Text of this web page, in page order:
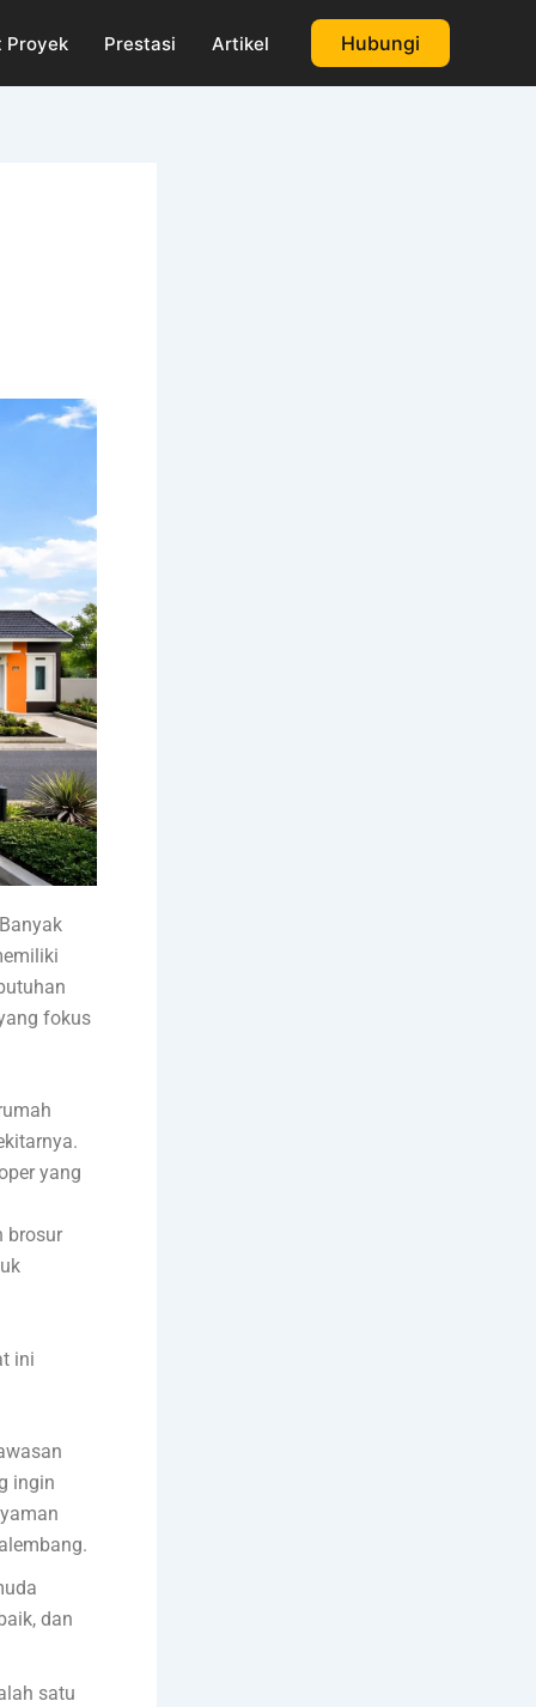
Proyek Prestasi Artikel Hubungi
fokus
yang
brosur
ini
ingin
dan
satu